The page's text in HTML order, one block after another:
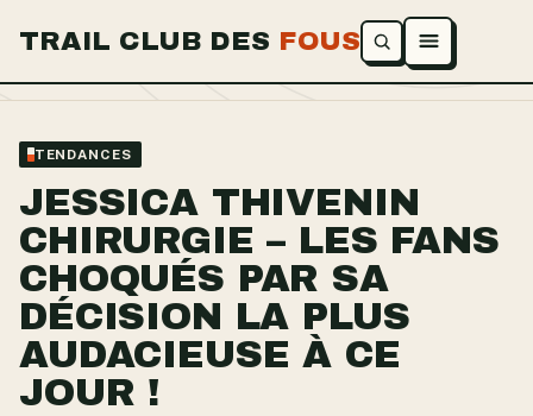
TRAIL CLUB DES FOUS Ouvrir le menu
TENDANCES
JESSICA THIVENIN
CHIRURGIE – LES FANS
CHOQUÉS PAR SA
DÉCISION LA PLUS
AUDACIEUSE À CE
JOUR !